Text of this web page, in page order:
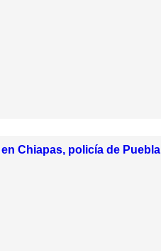
Chiapas, policía de